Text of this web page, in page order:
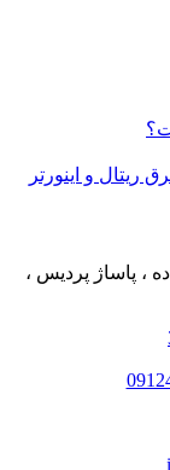
ریتال و اینورتر
، پاساژ پردیس ،